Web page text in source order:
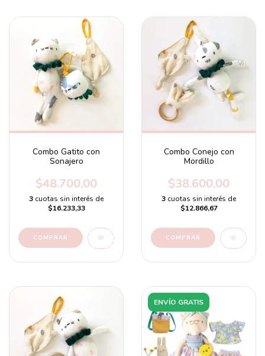
Combo Gatito con
Sonajero
$48.700,00
3 cuotas sin interés de
$16.233,33
Combo Conejo con
Mordillo
$38.600,00
3 cuotas sin interés de
$12.866,67
COMPRAR
ENVÍO GRATIS